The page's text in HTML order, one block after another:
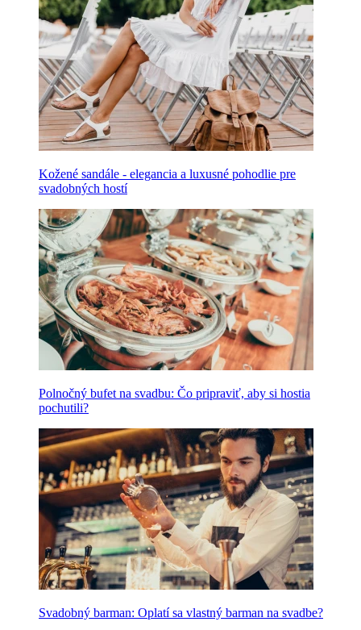
Kožené sandále - elegancia a luxusné pohodlie pre
svadobných hostí
Polnočný bufet na svadbu: Čo pripraviť, aby si hostia
pochutili?
Svadobný barman: Oplatí sa vlastný barman na svadbe?